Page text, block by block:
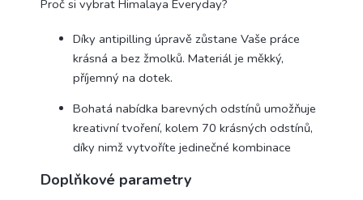
Proč si vybrat Himalaya Everyday?
Díky antipilling úpravě zůstane Vaše práce
krásná a bez žmolků. Materiál je měkký,
příjemný na dotek.
Bohatá nabídka barevných odstínů umožňuje
kreativní tvoření, kolem 70 krásných odstínů,
díky nimž vytvoříte jedinečné kombinace
Doplňkové parametry